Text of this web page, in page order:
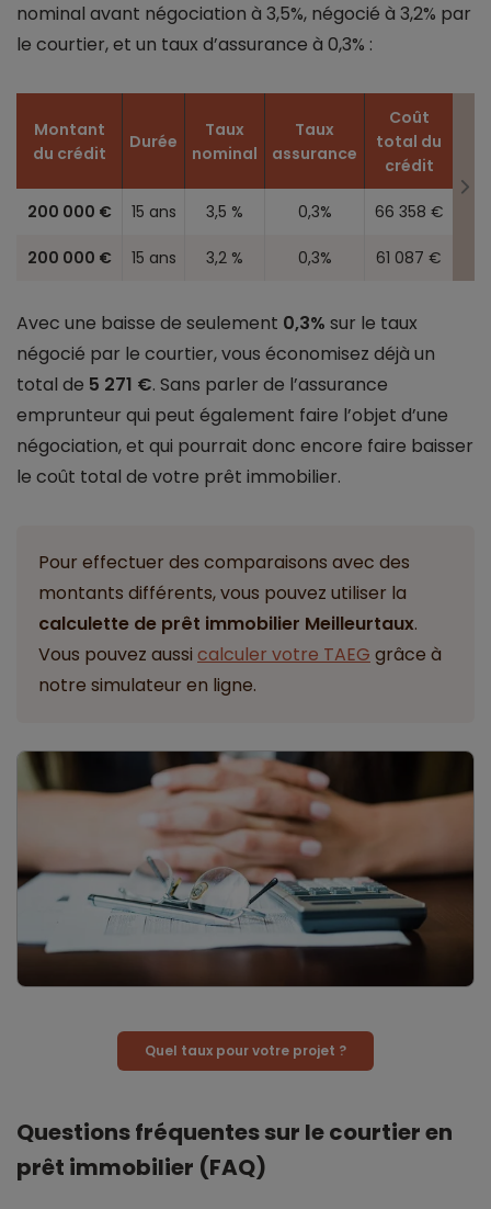
nominal avant négociation à 3,5%, négocié à 3,2% par
le courtier, et un taux d’assurance à 0,3% :
Montant
du crédit
Durée
Taux
nominal
Taux
assurance
Coût
total du
crédit
200 000 € 15 ans 3,5 % 0,3% 66 358 €
200 000 € 15 ans 3,2 % 0,3% 61 087 €
Avec une baisse de seulement 0,3% sur le taux
négocié par le courtier, vous économisez déjà un
total de 5 271 €. Sans parler de l’assurance
emprunteur qui peut également faire l’objet d’une
négociation, et qui pourrait donc encore faire baisser
le coût total de votre prêt immobilier.
Pour effectuer des comparaisons avec des
montants différents, vous pouvez utiliser la
calculette de prêt immobilier Meilleurtaux.
Vous pouvez aussi calculer votre TAEG grâce à
notre simulateur en ligne.
Quel taux pour votre projet ?
Questions fréquentes sur le courtier en
prêt immobilier (FAQ)